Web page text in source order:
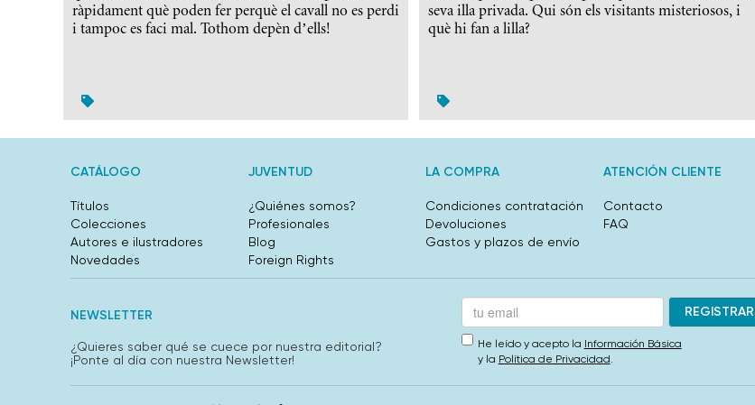
ràpidament què poden fer perquè el cavall no es perdi
i tampoc es faci mal. Tothom depèn d’ells!
seva illa privada. Qui són els visitants misteriosos, i
què hi fan a lilla?
CATÁLOGO
Títulos
Colecciones
Autores e ilustradores
Novedades
JUVENTUD
¿Quiénes somos?
Profesionales
Blog
Foreign Rights
LA COMPRA
Condiciones contratación
Devoluciones
Gastos y plazos de envío
ATENCIÓN CLIENTE
Contacto
FAQ
NEWSLETTER
¿Quieres saber qué se cuece por nuestra editorial?
¡Ponte al día con nuestra Newsletter!
He leído y acepto la Información Básica
y la Política de Privacidad.